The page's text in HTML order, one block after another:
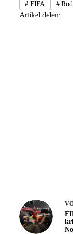
#FIFA #
Artikel delen: